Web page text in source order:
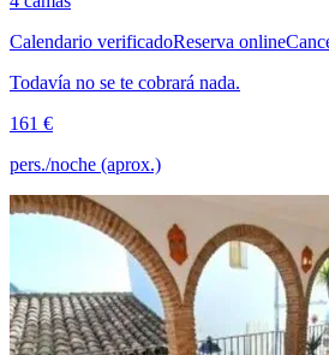
Calendario verificadoReserva online
Todavía no se te cobrará nada.
161 €
pers./noche (aprox.)